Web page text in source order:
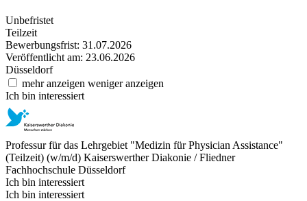
Unbefristet
Teilzeit
Bewerbungsfrist: 31.07.2026
Veröffentlicht am: 23.06.2026
Düsseldorf
mehr anzeigen weniger anzeigen
Ich bin interessiert
Professur für das Lehrgebiet "Medizin für Physician Assistance"
(Teilzeit) (w/m/d) Kaiserswerther Diakonie / Fliedner
Fachhochschule Düsseldorf
Ich bin interessiert
Ich bin interessiert